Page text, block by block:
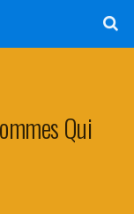
Qui